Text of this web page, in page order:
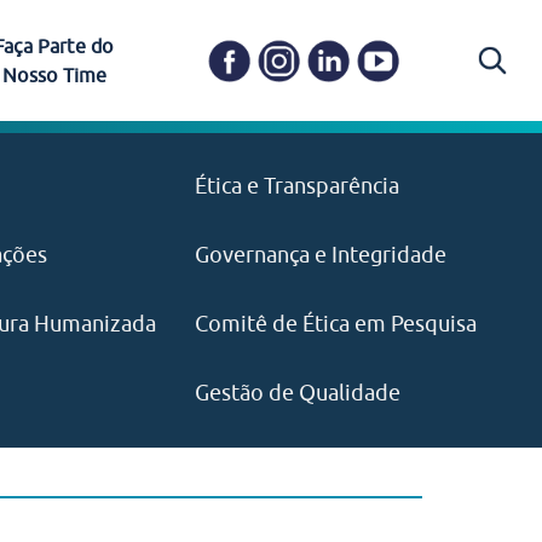
Ética e Transparência
Governança e Integridade
Humanizada Comitê de Ética em Pesquisa
Gestão de Qualidade
Carapicuíba
pelo CEJAM e(11) 97646‑2537
Parte do
Nosso Time
visão e valores?